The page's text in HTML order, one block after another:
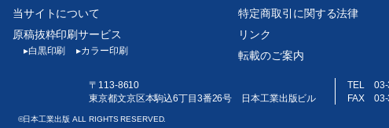
当サイトについて
原稿抜粋印刷サービス
▸白黒印刷 ▸カラー印刷
特定商取引に関する法律
リンク
転載のご案内
〒113-8610
東京都文京区本駒込6丁目3番26号 日本工業出版ビル
TEL 03-
FAX 03-
©日本工業出版 ALL RIGHTS RESERVED.